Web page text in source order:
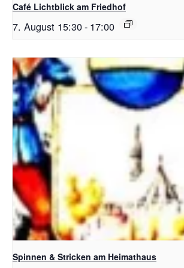
Café Lichtblick am Friedhof
7. August 15:30- 17:00
Spinnen & Stricken am Heimathaus